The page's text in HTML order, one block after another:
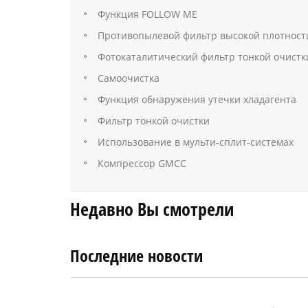
Функция FOLLOW ME
Противопылевой фильтр высокой
Фотокаталитический фильтр тонкой
Самоочистка
Функция обнаружения утечки хладагента
Фильтр тонкой очистки
Использование в мульти-сплит-системах
Компрессор GMCC
Недавно Вы смотрели
Последние новости